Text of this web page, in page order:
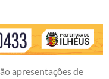
apresentações de